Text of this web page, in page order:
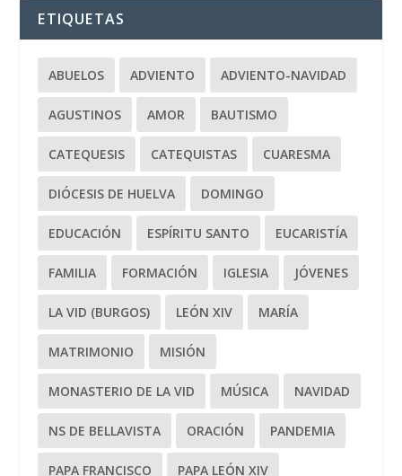
ETIQUETAS
ABUELOS ADVIENTO ADVIENTO-NAVIDAD
AGUSTINOS AMOR BAUTISMO
CATEQUESIS CATEQUISTAS CUARESMA
DIÓCESIS DE HUELVA DOMINGO
EDUCACIÓN ESPÍRITU SANTO EUCARISTÍA
FAMILIA FORMACIÓN IGLESIA JÓVENES
LA VID (BURGOS) LEÓN XIV MARÍA
MATRIMONIO MISIÓN
MONASTERIO DE LA VID MÚSICA NAVIDAD
NS DE BELLAVISTA ORACIÓN PANDEMIA
PAPA FRANCISCO PAPA LEÓN XIV